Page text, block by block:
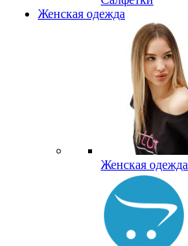
Женская одежда
Женская одежда